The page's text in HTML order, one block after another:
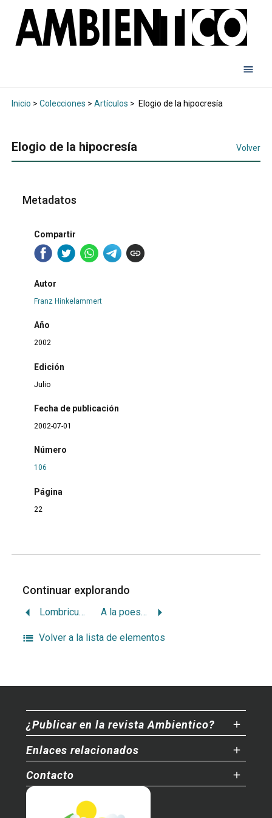
Inicio > Colecciones > Artículos > Elogio de la hipocresía
Elogio de la hipocresía Volver
Metadatos
Compartir
Autor
Franz Hinkelammert
Año
2002
Edición
Julio
Fecha de publicación
2002-07-01
Número
106
Página
22
Continuar explorando
Lombricultura contra contaminación ambiental A la poesía vía aguacates
Volver a la lista de elementos
¿Publicar en la revista Ambientico?
Enlaces relacionados
Contacto